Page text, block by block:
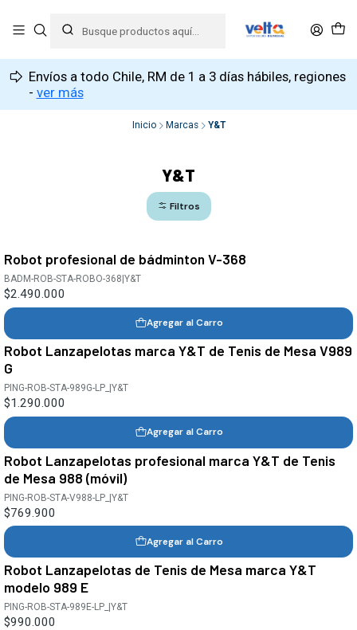
Envíos a todo Chile, RM de 1 a 3 días hábiles, regiones
- ver más
Inicio Marcas Y&T
Y&T
Filtros
Robot profesional de bádminton V-368
BADM-ROB-STA-ROBO-368|Y&T
$2.490.000
Agregar al Carro
Robot Lanzapelotas marca Y&T de Tenis de Mesa V989
G
PING-ROB-STA-989G-LP_ |Y&T
$1.290.000
Agregar al Carro
Robot Lanzapelotas profesional marca Y&T de Tenis
de Mesa 988 (móvil)
PING-ROB-STA-V988-LP_ |Y&T
$769.900
Agregar al Carro
Robot Lanzapelotas de Tenis de Mesa marca Y&T
modelo 989 E
PING-ROB-STA-989E-LP_ |Y&T
$990.000